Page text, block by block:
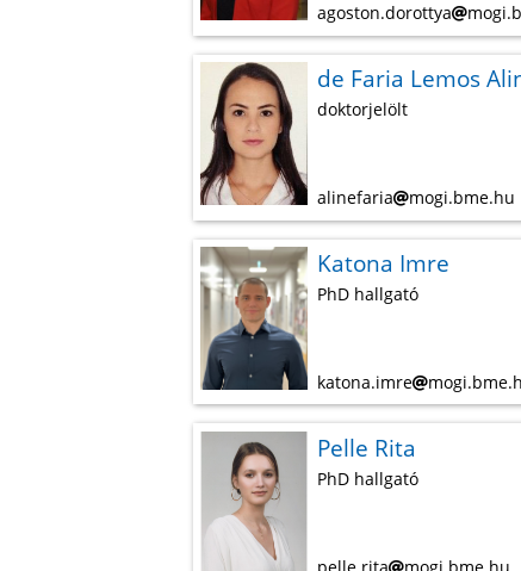
agoston.dorottya
de Faria Lemos
doktorjelölt
alinefaria mogi.bme.hu
Katona Imre
PhD hallgató
katona.imre
Pelle Rita
PhD hallgató
pelle.rita mogi.bme.hu